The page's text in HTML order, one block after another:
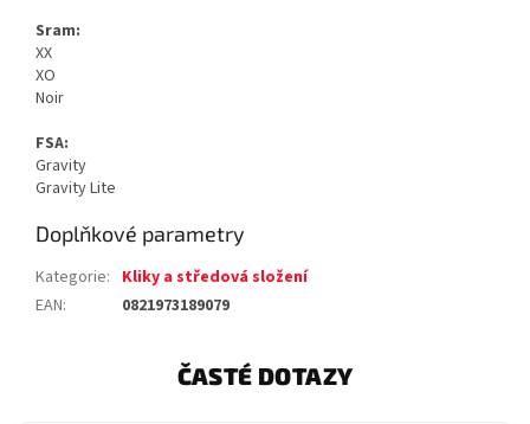
Sram:
XX
XO
Noir
FSA:
Gravity
Gravity Lite
Doplňkové parametry
Kategorie: Kliky a středová složení
EAN: 0821973189079
ČASTÉ DOTAZY